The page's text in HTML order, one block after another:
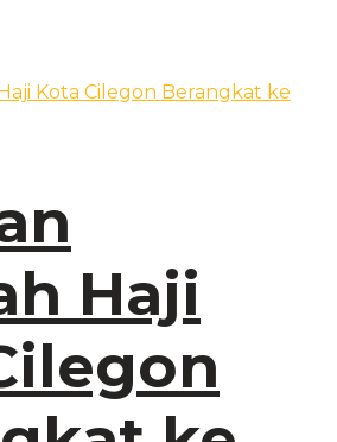
Haji